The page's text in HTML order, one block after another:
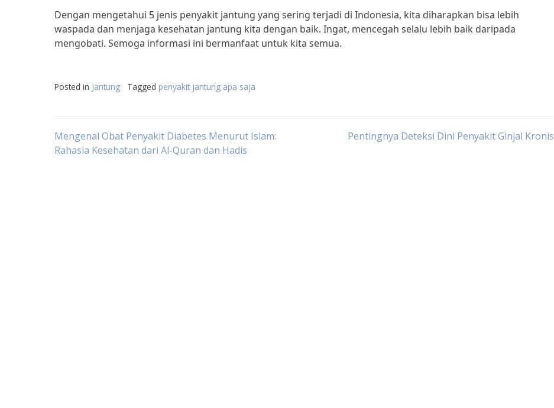
Dengan mengetahui 5 jenis penyakit jantung yang sering terjadi di Indonesia, kita diharapkan bisa lebih
waspada dan menjaga kesehatan jantung kita dengan baik. Ingat, mencegah selalu lebih baik daripada
mengobati. Semoga informasi ini bermanfaat untuk kita semua.
Posted in Jantung Tagged penyakit jantung apa saja
Post
Mengenal Obat Penyakit Diabetes Menurut Islam:
Rahasia Kesehatan dari Al-Quran dan Hadis
Pentingnya Deteksi Dini Penyakit Ginjal Kronis